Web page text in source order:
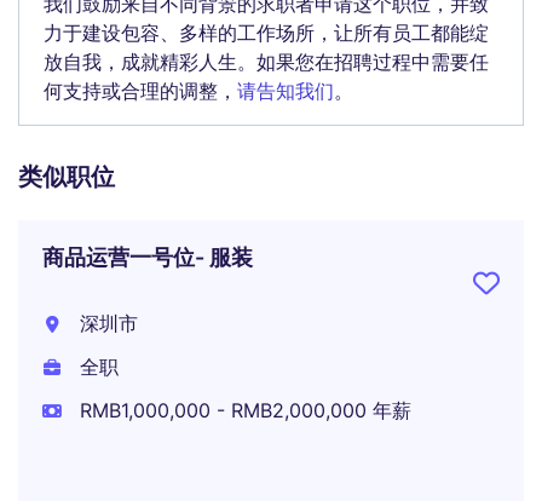
力于建设包容、多样的工作场所，让所有员工都能绽
放自我，成就精彩人生。如果您在招聘过程中需要任
何支持或合理的调整， 请告知我们。
类似职位
商品运营一号位- 服装
深圳市
全职
RMB1,000,000 - RMB2,000,000 年薪